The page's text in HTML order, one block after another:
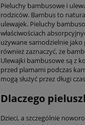
Pieluchy bambusowe i
rodziców. Bambus to
ulewajek. Pieluchy
właściwościach
używane samodzielnie
również zaznaczyć, że
Ulewajki bambusowe są z
przed plamami podczas
mogą służyć przez długi
Dlaczego
Dzieci, a szczególnie